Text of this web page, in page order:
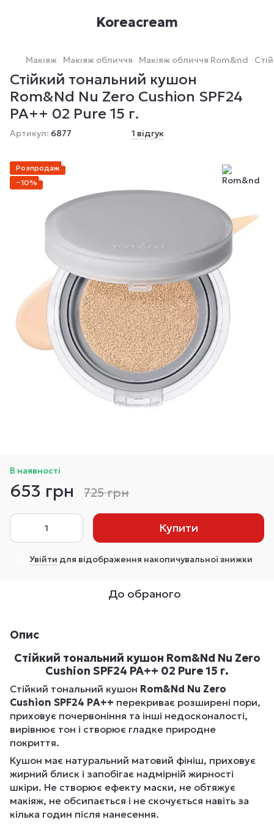
Koreacream
Макіяж Макіяж обличчя Макіяж обличчя Rom&nd
Стійкий тональний кушон
Rom&Nd Nu Zero Cushion SPF24
PA++ 02 Pure 15 г.
Артикул: 6877 1 відгук
Розпродаж
−10%
В наявності
653 грн 725 грн
Купити
Увійти для відображення накопичувальної знижки
До обраного
Опис
Стійкий тональний кушон Rom&Nd Nu Zero
Cushion SPF24 PA++ 02 Pure 15 г.
Стійкий тональний кушон Rom&Nd Nu Zero
Cushion SPF24 PA++ перекриває розширені пори,
приховує почервоніння та інші недосконалості,
вирівнює тон і створює гладке природне
покриття.
Кушон має натуральний матовий фініш, приховує
жирний блиск і запобігає надмірній жирності
шкіри. Не створює ефекту маски, не обтяжує
макіяж, не обсипається і не скочується навіть за
кілька годин після нанесення.